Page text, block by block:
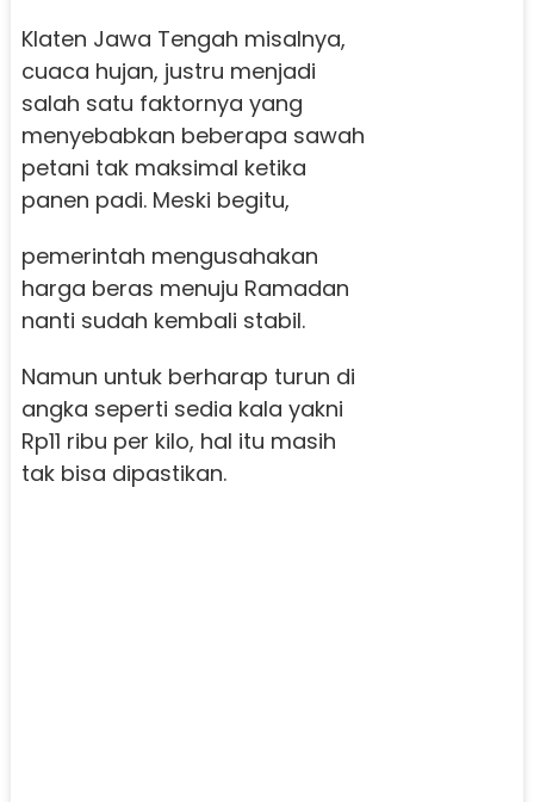
Klaten Jawa Tengah misalnya,
cuaca hujan, justru menjadi
salah satu faktornya yang
menyebabkan beberapa sawah
petani tak maksimal ketika
panen padi.Meski begitu,
pemerintah mengusahakan
harga beras menuju Ramadan
nanti sudah kembali stabil.
Namun untuk berharap turun di
angka seperti sedia kala yakni
Rp11 ribu per kilo, hal itu masih
tak bisa dipastikan.